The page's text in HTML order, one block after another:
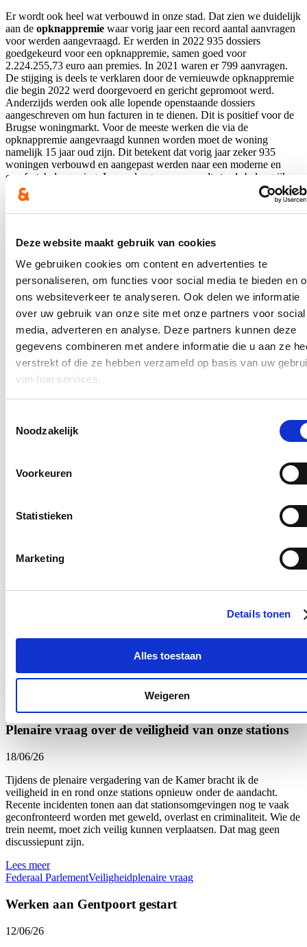
Deze website maakt gebruik van cookies
We gebruiken cookies om content en advertenties te
personaliseren, om functies voor social media te bieden en
ons websiteverkeer te analyseren. Ook delen we informatie
over uw gebruik van onze site met onze partners voor social
media, adverteren en analyse. Deze partners kunnen deze
gegevens combineren met andere informatie die u aan ze
verstrekt of die ze hebben verzameld op basis van uw
van hun services.
Noodzakelijk
Voorkeuren
Statistieken
Marketing
Details tonen
Alles toestaan
Weigeren
Er wordt ook heel wat verbouwd in onze stad. Dat zien we duidelijk
aan de opknappremie waar vorig jaar een record aantal aanvragen
voor werden aangevraagd. Er werden in 2022 935 dossiers
goedgekeurd voor een opknappremie, samen goed voor
2.224.255,73 euro aan premies. In 2021 waren er 799 aanvragen.
De stijging is deels te verklaren door de vernieuwde opknappremie
die begin 2022 werd doorgevoerd en gericht gepromoot werd.
Anderzijds werden ook alle lopende openstaande dossiers
aangeschreven om hun facturen in te dienen. Dit is positief voor de
Brugse woningmarkt. Voor de meeste werken die via de
opknappremie aangevraagd kunnen worden moet de woning
namelijk 15 jaar oud zijn. Dit betekent dat vorig jaar zeker 935
woningen verbouwd en aangepast werden naar een moderne en
comfortabele woning. Levenslang wonen wordt steeds belangrijker
en dan is een comfortabele woning een must.
Voor het eerst kunnen ook relevante cijfers meegegeven worden
historische erfgoedstad als Brugge.
Ons erfgoed is zeer belangrijk
en we ondersteunen mensen dan ook graag om waardevolle
panden, beelden en ander erfgoed te restaureren. Er werden in
2022 voor 353.375,87 euro aan erfgoedpremies aangevraagd, goed
voor 25 dossiers. Gezien er voor juli 2021 geen systeem was om de
erfgoedpremies bij te houden, hebben we geen ouder cijfermateriaal
hiervan. Het belang van onze dienst monumentenzorg wordt ook
aangetoond door het aantal aanvragen in 2022. De dienst gaf 720
adviezen en behandelde daarnaast 621 infovragen.
Ik ben tevreden dat de Bruggelingen de weg vinden naar onze
diensten om stedenbouwkundige vergunningen en premies aan te
vragen. Dit toont aan dat we tegemoet komen aan de noden van
onze inwoners. Als stad creëren we zo mee een woningmarkt die
Nieuws
Plenaire vraag over de hervormingen van de
25/06/26
interventie: zij zijn vaak als eersten ter plaatse wanneer mensen hulp
van nabij op. Dat de regering werk wil maken van een modern
van een staking van onbepaalde duur door de brandweervakbonden
toont aan dat hervormingen alleen kunnen slagen wanneer er
Veiligheid
Plenaire vraag over de veiligheid van onze stations
18/06/26
Tijdens de plenaire vergadering van de Kamer bracht ik de
veiligheid in en rond onze stations opnieuw onder de aandacht.
Recente incidenten tonen aan dat stationsomgevingen nog te vaak
geconfronteerd worden met geweld, overlast en criminaliteit. Wie de
trein neemt, moet zich veilig kunnen verplaatsen. Dat mag geen
discussiepunt zijn.
Lees meer
Federaal ParlementVeiligheidplenaire vraag
Werken aan Gentpoort gestart
12/06/26